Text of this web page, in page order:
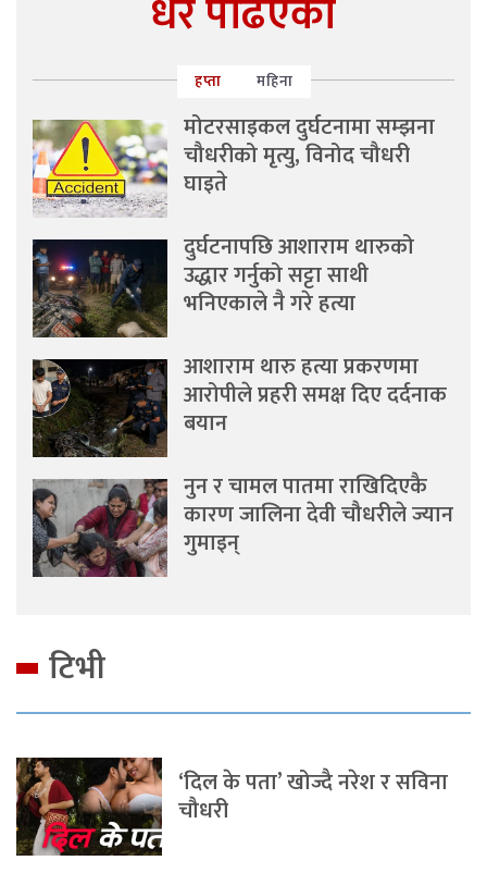
धेरै पढिएको
हप्ता महिना
मोटरसाइकल दुर्घटनामा सम्झना
चौधरीको मृत्यु, विनोद चौधरी
घाइते
दुर्घटनापछि आशाराम थारुको
उद्धार गर्नुको सट्टा साथी
भनिएकाले नै गरे हत्या
आशाराम थारु हत्या प्रकरणमा
आरोपीले प्रहरी समक्ष दिए दर्दनाक
बयान
नुन र चामल पातमा राखिदिएकै
कारण जालिना देवी चौधरीले ज्यान
गुमाइन्
टिभी
‘दिल के पता’ खोज्दै नरेश र सविना
चौधरी